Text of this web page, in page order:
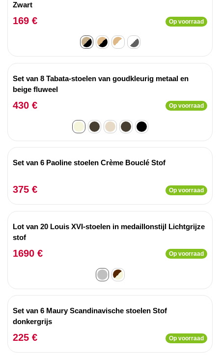
Zwart
169 € Op voorraad
Set van 8 Tabata-stoelen van goudkleurig metaal en
beige fluweel
430 € Op voorraad
Set van 6 Paoline stoelen Crème Bouclé Stof
375 € Op voorraad
Lot van 20 Louis XVI-stoelen in medaillonstijl Lichtgrijze
stof
1690 € Op voorraad
Set van 6 Maury Scandinavische stoelen Stof
donkergrijs
225 € Op voorraad